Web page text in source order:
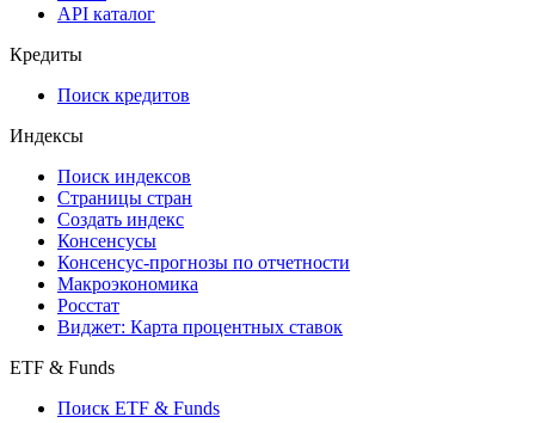
API
API and Data Feed
API каталог
Кредиты
Поиск кредитов
Индексы
Поиск индексов
Страницы стран
Создать индекс
Консенсусы
Консенсус-прогнозы по отчетности
Макроэкономика
Виджет: Карта процентных ставок